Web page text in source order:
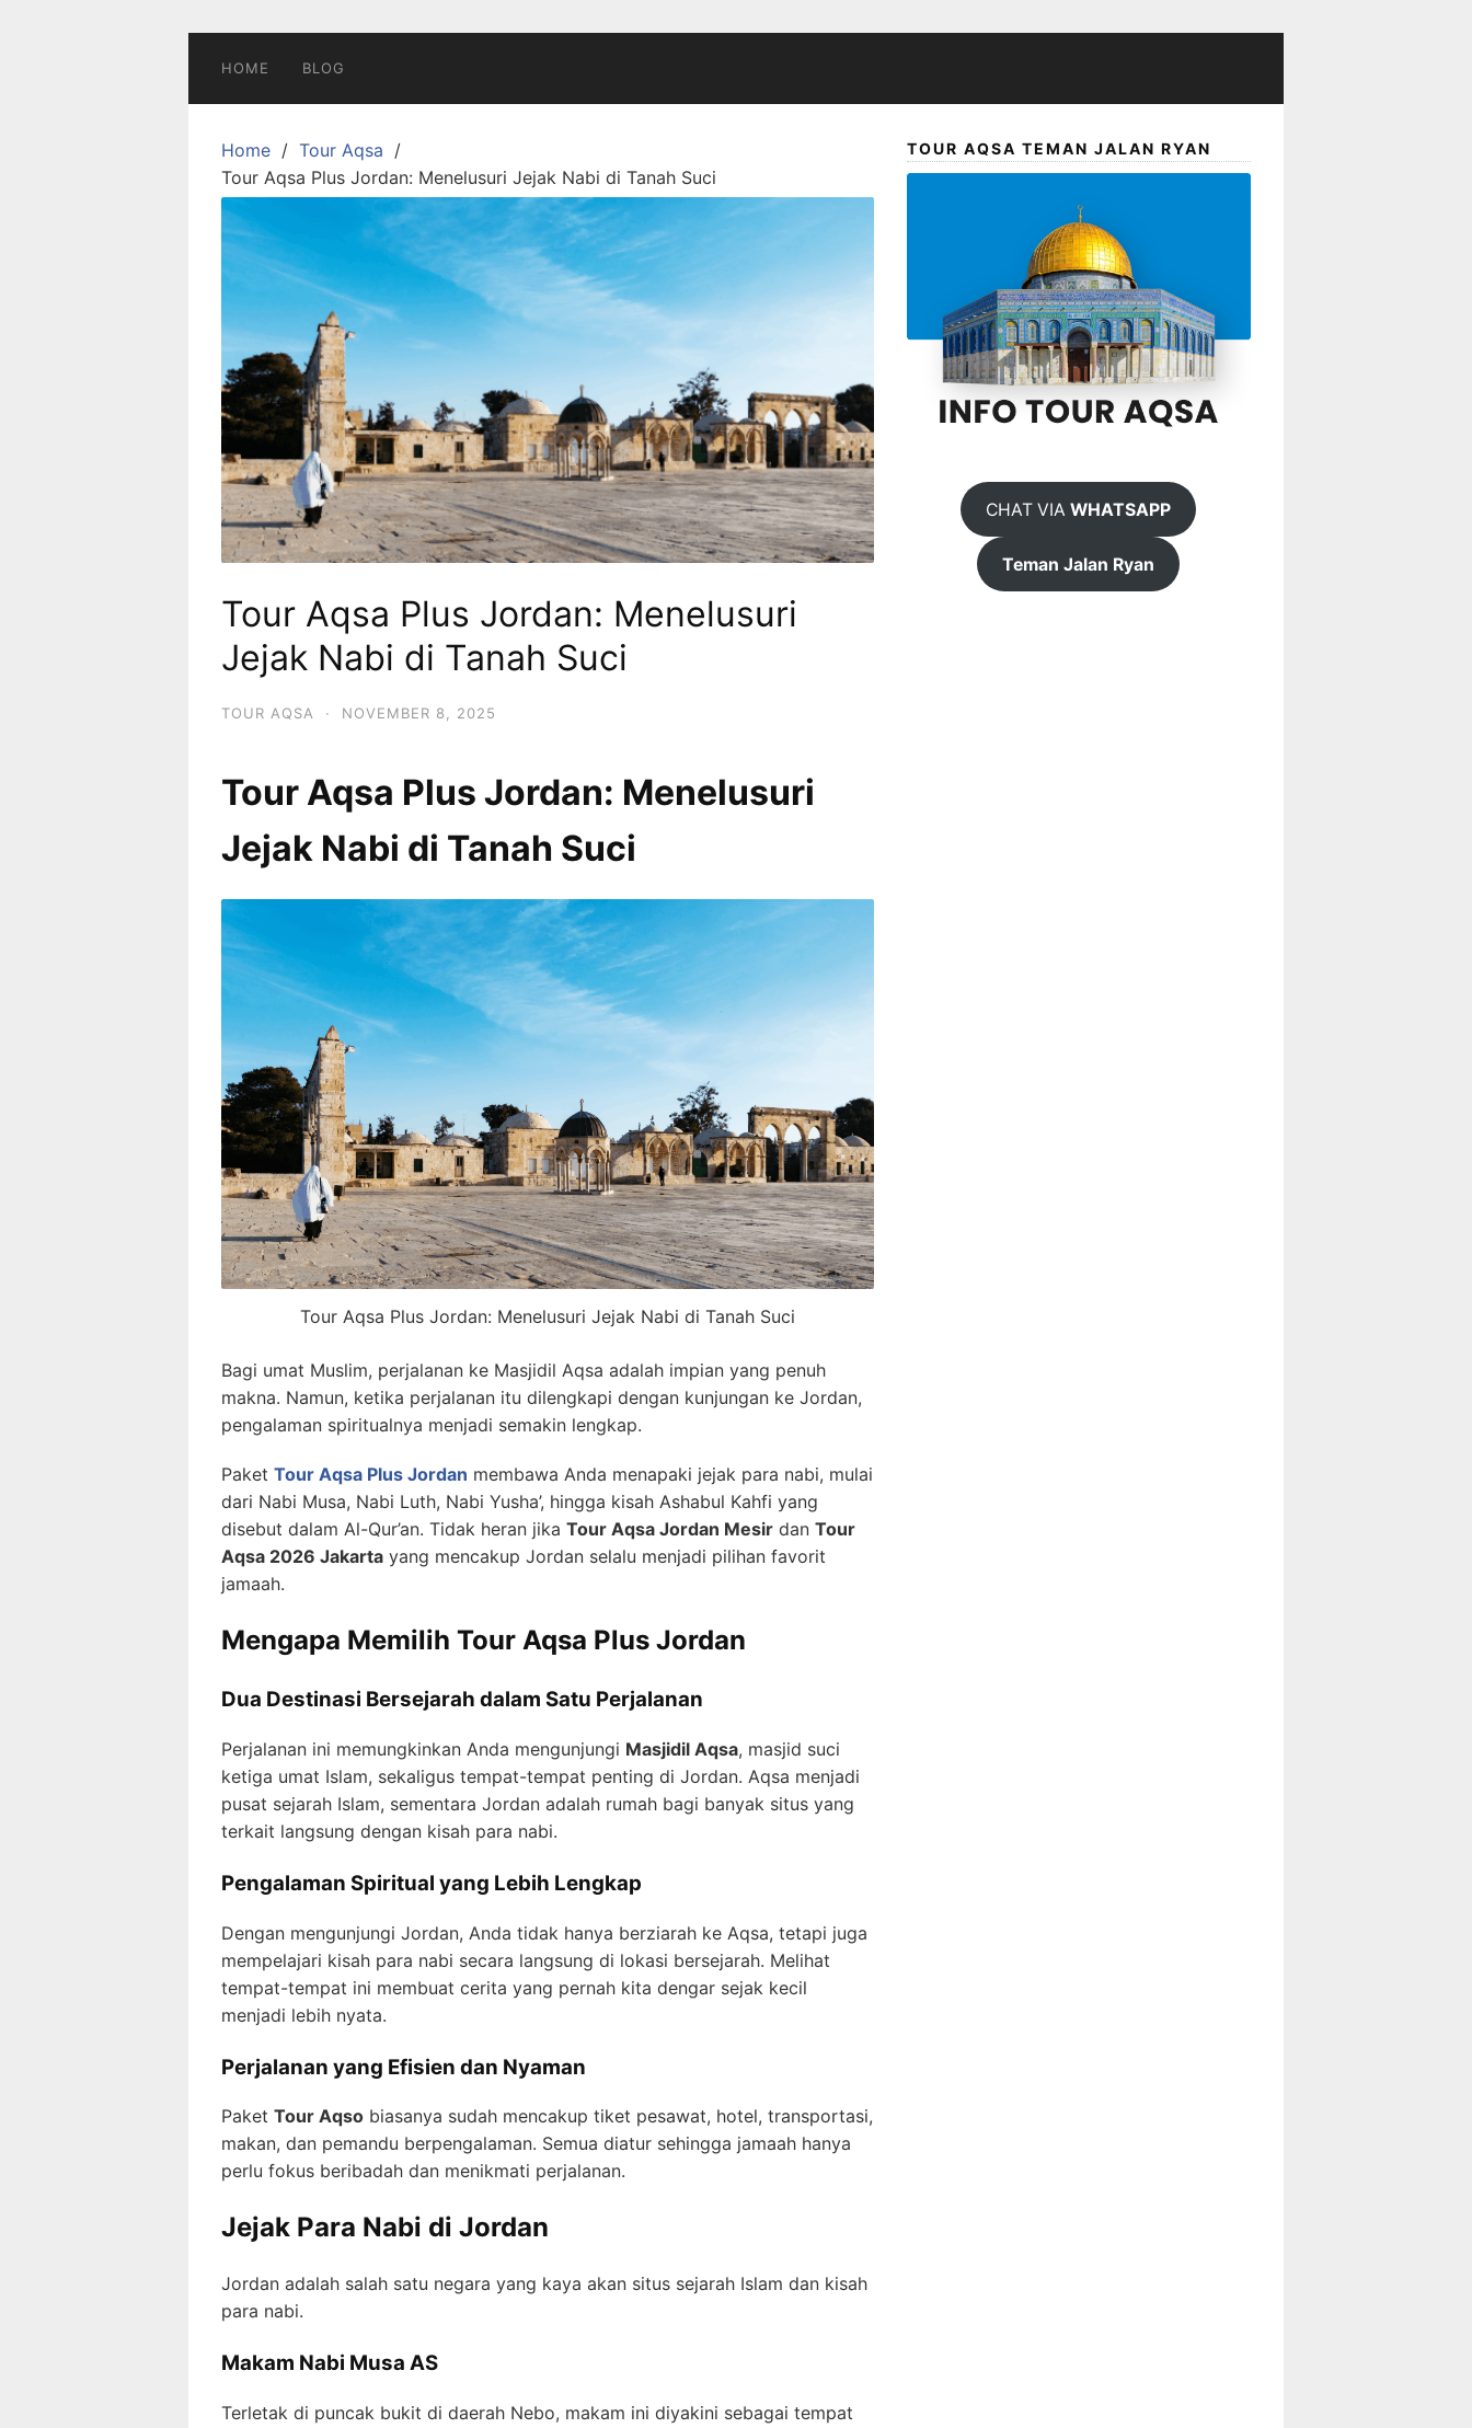
HOME BLOG
Home
Tour Aqsa
Tour Aqsa Plus Jordan: Menelusuri Jejak Nabi di Tanah Suci
Tour Aqsa Plus Jordan: Menelusuri
Jejak Nabi di Tanah Suci
TOUR AQSA · NOVEMBER 8, 2025
Tour Aqsa Plus Jordan: Menelusuri
Jejak Nabi di Tanah Suci
Tour Aqsa Plus Jordan: Menelusuri Jejak Nabi di Tanah Suci
Bagi umat Muslim, perjalanan ke Masjidil Aqsa adalah impian yang penuh
makna. Namun, ketika perjalanan itu dilengkapi dengan kunjungan ke Jordan,
pengalaman spiritualnya menjadi semakin lengkap.
Paket Tour Aqsa Plus Jordan membawa Anda menapaki jejak para nabi, mulai
dari Nabi Musa, Nabi Luth, Nabi Yusha’, hingga kisah Ashabul Kahfi yang
disebut dalam Al-Qur’an. Tidak heran jika Tour Aqsa Jordan Mesir dan Tour
Aqsa 2026 Jakarta yang mencakup Jordan selalu menjadi pilihan favorit
jamaah.
Mengapa Memilih Tour Aqsa Plus Jordan
Dua Destinasi Bersejarah dalam Satu Perjalanan
Perjalanan ini memungkinkan Anda mengunjungi Masjidil Aqsa, masjid suci
ketiga umat Islam, sekaligus tempat-tempat penting di Jordan. Aqsa menjadi
pusat sejarah Islam, sementara Jordan adalah rumah bagi banyak situs yang
terkait langsung dengan kisah para nabi.
Pengalaman Spiritual yang Lebih Lengkap
Dengan mengunjungi Jordan, Anda tidak hanya berziarah ke Aqsa, tetapi juga
mempelajari kisah para nabi secara langsung di lokasi bersejarah. Melihat
tempat-tempat ini membuat cerita yang pernah kita dengar sejak kecil
menjadi lebih nyata.
Perjalanan yang Efisien dan Nyaman
Paket Tour Aqso biasanya sudah mencakup tiket pesawat, hotel, transportasi,
makan, dan pemandu berpengalaman. Semua diatur sehingga jamaah hanya
perlu fokus beribadah dan menikmati perjalanan.
Jejak Para Nabi di Jordan
Jordan adalah salah satu negara yang kaya akan situs sejarah Islam dan kisah
para nabi.
Makam Nabi Musa AS
Terletak di puncak bukit di daerah Nebo, makam ini diyakini sebagai tempat
TOUR AQSA TEMAN JALAN RYAN
CHAT VIAWHATSAPP
Teman Jalan Ryan